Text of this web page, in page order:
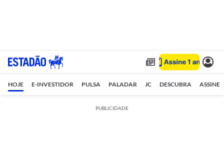
HOJE E-INVESTIDOR PULSA PALADAR JC DESCUBRA ASSINE
PUBLICIDADE